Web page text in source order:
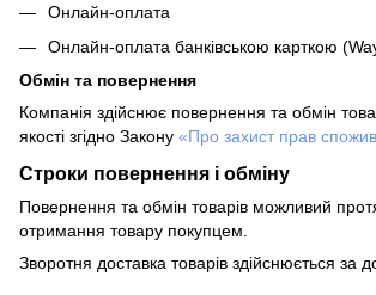
Онлайн-оплата
Онлайн-оплата банківською карткою
Обмін та повернення
Компанія здійснює повернення та обмін
якості згідно Закону «Про захист прав
Строки повернення і обміну
Повернення та обмін товарів можливий
отримання товару покупцем.
Зворотня доставка товарів здійснюється за